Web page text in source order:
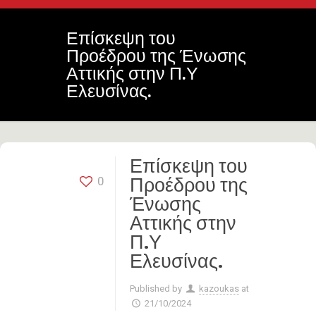
Επίσκεψη του
Προέδρου της Ένωσης
Αττικής στην Π.Υ
Ελευσίνας.
0
Επίσκεψη του
Προέδρου της
Ένωσης
Αττικής στην
Π.Υ
Ελευσίνας.
Published by kazoukas at
21/10/2024